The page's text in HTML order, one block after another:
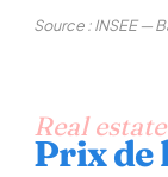
Source : INSEE —
Real estate
Prix